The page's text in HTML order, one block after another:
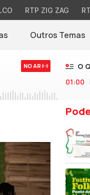
RTP ZIG ZAG
em nova janela)
Outros Temas
NO AR
O
01:00